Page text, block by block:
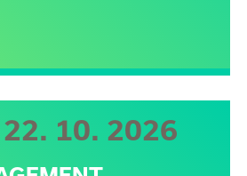
10. 2026